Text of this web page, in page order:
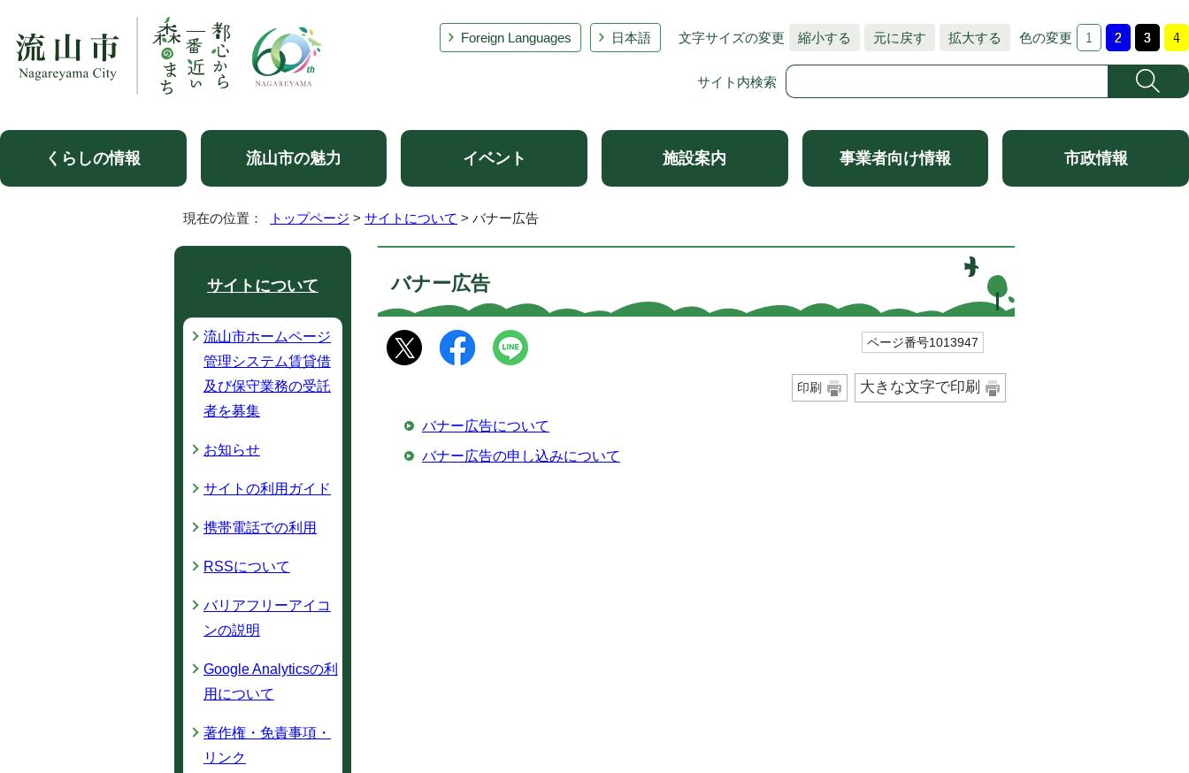
Foreign Languages 日本語 文字サイズの変更 縮小する 元に戻す 拡大する 色の変更
サイト内検索
くらしの情報 流山市の魅力 イベント 施設案内 事業者向け情報 市政情報
現在の位置： トップページ > サイトについて > バナー広告
バナー広告
ページ番号1013947
印刷 大きな文字で印刷
バナー広告について
バナー広告の申し込みについて
サイトについて
流山市ホームページ
管理システム賃貸借
及び保守業務の受託
者を募集
お知らせ
サイトの利用ガイド
携帯電話での利用
RSSについて
バリアフリーアイコ
ンの説明
Google Analyticsの利
用について
著作権・免責事項・
リンク